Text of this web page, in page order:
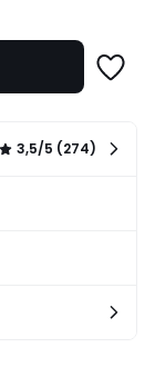
liste
3,5/5 (274)